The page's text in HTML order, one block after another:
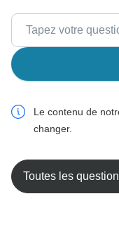
Le contenu de
changer.
Toutes les